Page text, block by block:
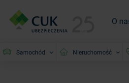
O
Samochód Nieruchomość